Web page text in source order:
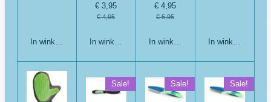
In winkelwagen
€ 3,95
€ 4,95
In winkelwagen
€ 4,95
€ 5,95
In winkelwagen In winkelwagen
Sale! Sale! Sale!